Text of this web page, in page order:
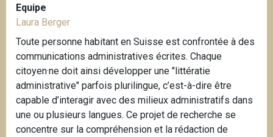
Equipe
Laura Berger
Toute personne habitant en Suisse est confrontée à des
communications administratives écrites. Chaque
citoyen·ne doit ainsi développer une "littératie
administrative" parfois plurilingue, c’est-à-dire être
capable d’interagir avec des milieux administratifs dans
une ou plusieurs langues. Ce projet de recherche se
concentre sur la compréhension et la rédaction de